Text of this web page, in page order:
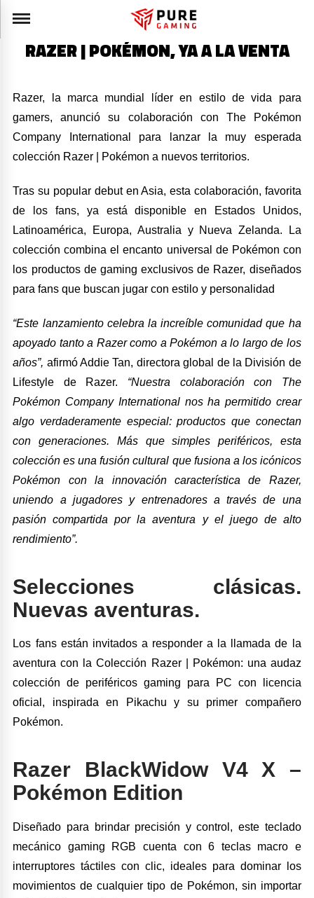
RAZER | POKÉMON, YA A LA VENTA
Razer, la marca mundial líder en estilo de vida para
gamers, anunció su colaboración con The Pokémon
Company International para lanzar la muy esperada
colección Razer | Pokémon a nuevos territorios.
Tras su popular debut en Asia, esta colaboración, favorita
de los fans, ya está disponible en Estados Unidos,
Latinoamérica, Europa, Australia y Nueva Zelanda. La
colección combina el encanto universal de Pokémon con
los productos de gaming exclusivos de Razer, diseñados
para fans que buscan jugar con estilo y personalidad
“Este lanzamiento celebra la increíble comunidad que ha
apoyado tanto a Razer como a Pokémon a lo largo de los
años”, afirmó Addie Tan, directora global de la División de
Lifestyle de Razer. “Nuestra colaboración con The
Pokémon Company International nos ha permitido crear
algo verdaderamente especial: productos que conectan
con generaciones. Más que simples periféricos, esta
colección es una fusión cultural que fusiona a los icónicos
Pokémon con la innovación característica de Razer,
uniendo a jugadores y entrenadores a través de una
pasión compartida por la aventura y el juego de alto
rendimiento”.
Selecciones clásicas.
Nuevas aventuras.
Los fans están invitados a responder a la llamada de la
aventura con la Colección Razer | Pokémon: una audaz
colección de periféricos gaming para PC con licencia
oficial, inspirada en Pikachu y su primer compañero
Pokémon.
Razer BlackWidow V4 X –
Pokémon Edition
Diseñado para brindar precisión y control, este teclado
mecánico gaming RGB cuenta con 6 teclas macro e
interruptores táctiles con clic, ideales para dominar los
movimientos de cualquier tipo de Pokémon, sin importar